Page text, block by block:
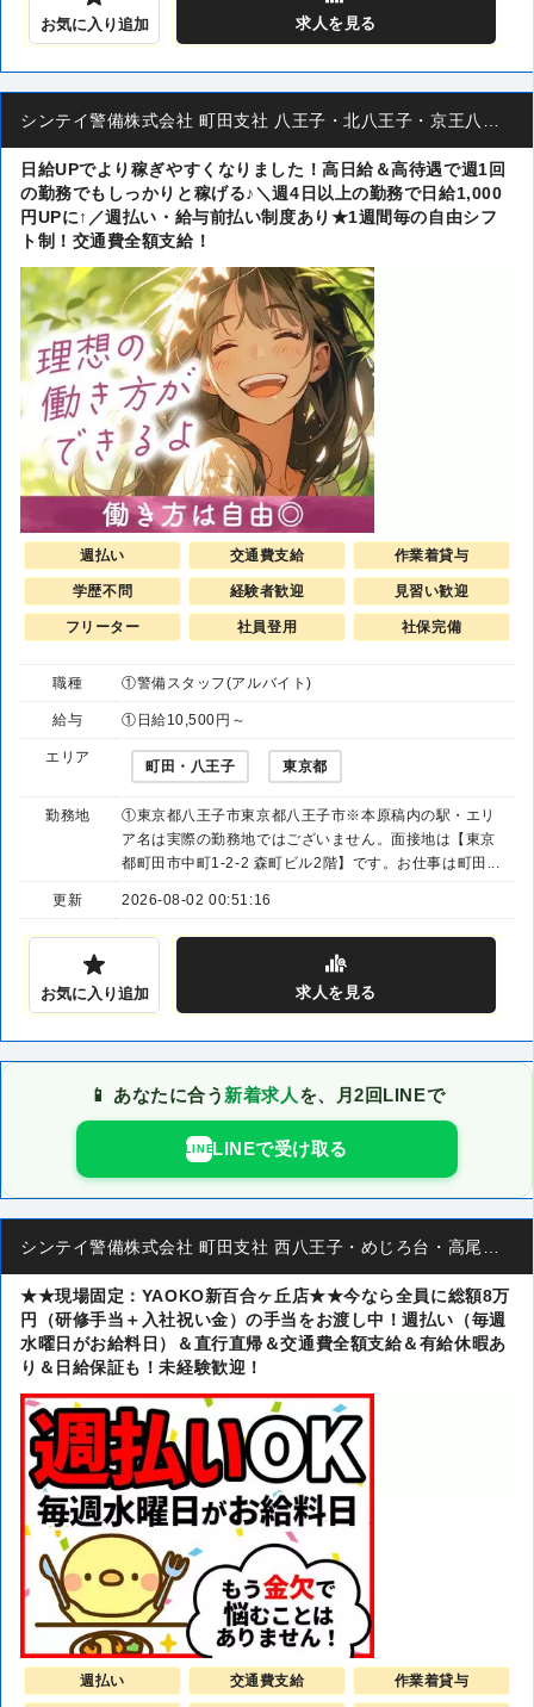
お気に入り追加 求人 を見る
日給UPでより稼ぎやすくなりました！高日給＆高待遇で週1回
の勤務でもしっかりと稼げる♪＼週4日以上の勤務で日給1,000
円UPに↑／週払い・給与前払い制度あり★1週間毎の自由シフ
ト制！交通費全額支給！
週払い 交通費支給 作業着貸与
学歴不問 経験者歓迎 見習い歓迎
フリーター 社員登用 社保完備
職種 ①警備スタッフ(アルバイト)
給与 ①日給10,500円～
エリア
町田・八王子 東京都
勤務地
①東京都八王子市東京都八王子市※本原稿内の駅・エリ
ア名は実際の勤務地ではございません。面接地は【東京
都町田市中町1-2-2 森町ビル2階】です。お仕事は町田...
更新 2026-08-02 00:51:16
お気に入り追加 求人 を見る
📱 あなたに合う 新着求人 を、月2回LINEで
LINELINEで受け取る
★★現場固定：YAOKO新百合ヶ丘店★★今なら全員に総額8万
円（研修手当＋入社祝い金）の手当をお渡し中！週払い（毎週
水曜日がお給料日）＆直行直帰＆交通費全額支給＆有給休暇あ
り＆日給保証も！未経験歓迎！
週払い 交通費支給 作業着貸与